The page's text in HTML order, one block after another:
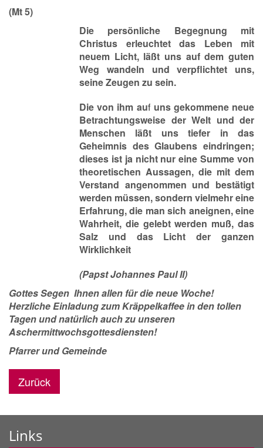
(Mt 5)
Die persönliche Begegnung mit
Christus erleuchtet das Leben mit
neuem Licht, läßt uns auf dem guten
Weg wandeln und verpflichtet uns,
seine Zeugen zu sein.
Die von ihm auf uns gekommene neue
Betrachtungsweise der Welt und der
Menschen läßt uns tiefer in das
Geheimnis des Glaubens eindringen;
dieses ist ja nicht nur eine Summe von
theoretischen Aussagen, die mit dem
Verstand angenommen und bestätigt
werden müssen, sondern vielmehr eine
Erfahrung, die man sich aneignen, eine
Wahrheit, die gelebt werden muß, das
Salz und das Licht der ganzen
Wirklichkeit
(Papst Johannes Paul II)
Gottes Segen Ihnen allen für die neue Woche!
Herzliche Einladung zum Kräppelkaffee in den tollen
Tagen und natürlich auch zu unseren
Aschermittwochsgottesdiensten!
Pfarrer und Gemeinde
Zurück
Links